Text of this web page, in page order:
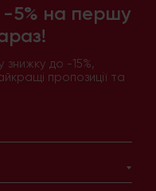
5% на першу
знижку до -15%,
пропозиції та